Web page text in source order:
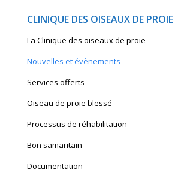
opens
in
opens
in
new
opens
in
new
opens
in
opens
in
opens
in
CLINIQUE DES OISEAUX DE PROIE
La Clinique des oiseaux de proie
Nouvelles et évènements
Services offerts
Oiseau de proie blessé
Processus de réhabilitation
Bon samaritain
Documentation